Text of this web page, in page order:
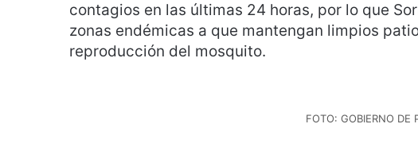
contagios en las últimas 24 horas, por lo que
zonas endémicas a que mantengan limpios
reproducción del mosquito.
FOTO: GOBIERNO DE